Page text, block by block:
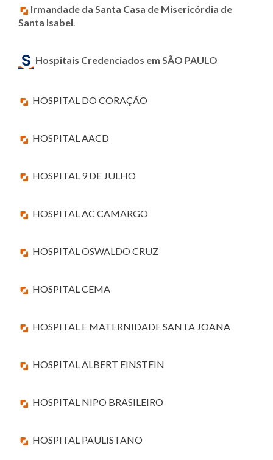
Irmandade da Santa Casa de Misericórdia de
Santa Isabel
Hospitais Credenciados em SÃO PAULO
HOSPITAL DO CORAÇÃO
HOSPITAL AACD
HOSPITAL 9 DE JULHO
HOSPITAL AC CAMARGO
HOSPITAL OSWALDO CRUZ
HOSPITAL CEMA
HOSPITAL E MATERNIDADE SANTA JOANA
HOSPITAL ALBERT EINSTEIN
HOSPITAL NIPO BRASILEIRO
HOSPITAL PAULISTANO